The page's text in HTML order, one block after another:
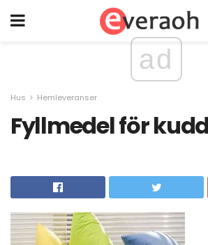
ad
Hus Hemleveranser
Fyllmedel för